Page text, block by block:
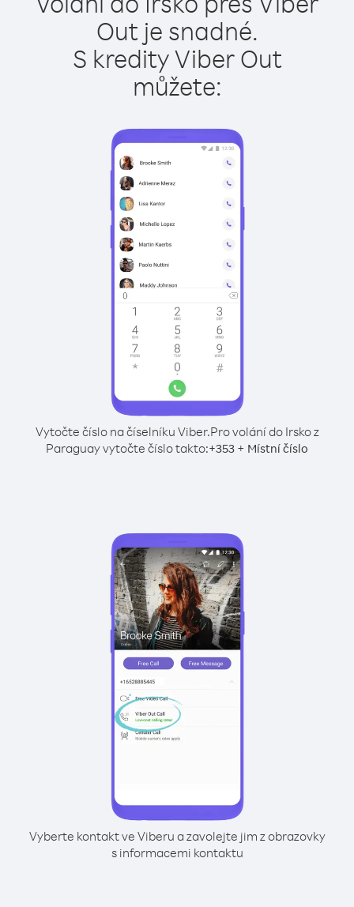
Out je snadné.
S kredity Viber Out
můžete:
Vytočte číslo na číselníku Viber.Pro volání do Irsko z
Paraguay vytočte číslo takto:+353 + Místní číslo
Vyberte kontakt ve Viberu a zavolejte jim z obrazovky
s informacemi kontaktu